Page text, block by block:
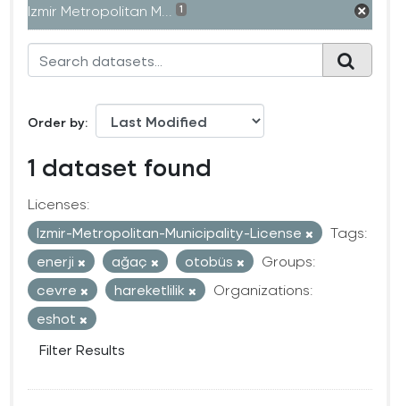
Izmir Metropolitan M... 1
Order by
1 dataset found
Licenses:
Izmir-Metropolitan-Municipality-License
Tags:
enerji
ağaç otobüs
Groups:
cevre
hareketlilik
Organizations:
eshot
Filter Results